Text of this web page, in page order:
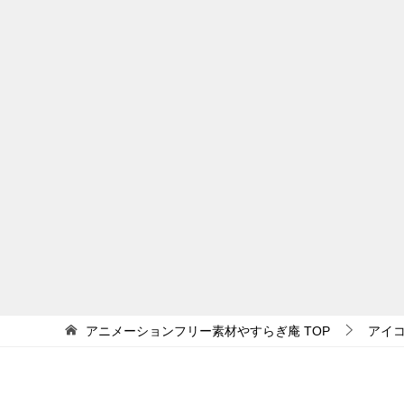
アニメーションフリー素材やすらぎ庵 TOP アイ